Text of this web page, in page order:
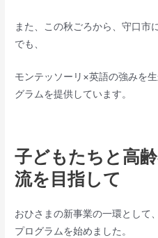
また、この秋ごろから、守口市
でも、
モンテッソーリ×英語の強みを
グラムを提供しています。
子どもたちと高
流を目指して
おひさまの新事業の一環として
プログラムを始めました。